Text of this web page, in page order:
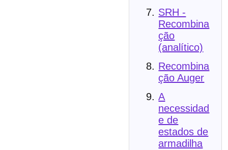
SRH -
Recombina
ção
(analítico)
Recombina
ção Auger
A
necessidad
e de
estados de
armadilha